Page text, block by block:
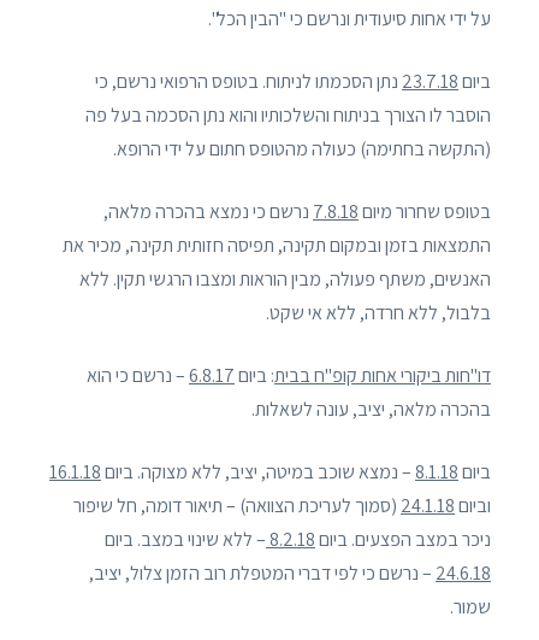
על ידי אחות סיעודית ונרשם כי "הבין הכל".
ביום23.7.18 נתן הסכמתו לניתוח. בטופס הרפואי נרשם, כי
הוסבר לו הצורך בניתוח והשלכותיו והוא נתן הסכמה בעל פה
(התקשה בחתימה) כעולה מהטופס חתום על ידי הרופא.
בטופס שחרור מיום7.8.18 נרשם כי נמצא בהכרה מלאה,
התמצאות בזמן ובמקום תקינה, תפיסה חזותית תקינה, מכיר את
האנשים, משתף פעולה, מבין הוראות ומצבו הרגשי תקין. ללא
בלבול, ללא חרדה, ללא אי שקט.
דו"חות ביקורי אחות קופ"ח בבית: ביום6.8.17– נרשם כי הוא
בהכרה מלאה, יציב, עונה לשאלות.
ביום8.1.18– נמצא שוכב במיטה, יציב, ללא מצוקה. ביום16.1.18
וביום24.1.18 (סמוך לעריכת הצוואה) – תיאור דומה, חל שיפור
ניכר במצב הפצעים. ביום8.2.18– ללא שינוי במצב. ביום
24.6.18 – נרשם כי לפי דברי המטפלת רוב הזמן צלול, יציב,
שמור.